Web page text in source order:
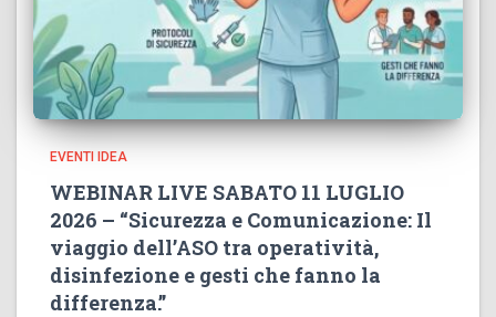
EVENTI IDEA
WEBINAR LIVE SABATO 11 LUGLIO
2026 – “Sicurezza e Comunicazione: Il
viaggio dell’ASO tra operatività,
disinfezione e gesti che fanno la
differenza.”